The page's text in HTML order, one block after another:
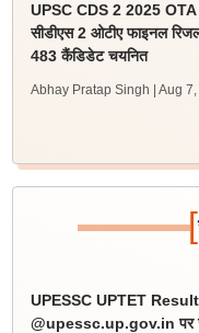
UPSC CDS 2 2025
सीडीएस 2 ओटीए फाइनल
483 कैंडिडेट चयनित
Abhay Pratap Singh | Aug
[
UPESSC UPTET Result
@upessc.up.gov.in पर